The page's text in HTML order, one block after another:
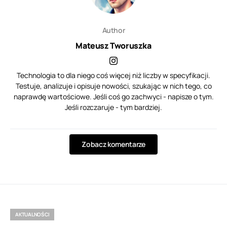
Author
Mateusz Tworuszka
Technologia to dla niego coś więcej niż liczby w specyfikacji.
Testuje, analizuje i opisuje nowości, szukając w nich tego, co
naprawdę wartościowe. Jeśli coś go zachwyci - napisze o tym.
Jeśli rozczaruje - tym bardziej.
Zobacz komentarze
AKTUALNOŚCI